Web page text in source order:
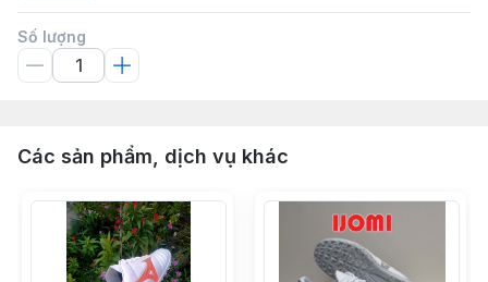
Số lượng
Các sản phẩm, dịch vụ khác